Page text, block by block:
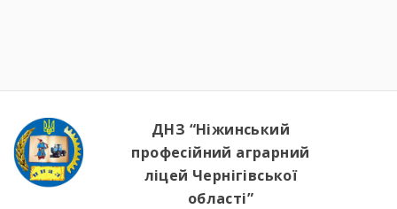
ДНЗ “Ніжинський
професійний аграрний
ліцей Чернігівської
області”